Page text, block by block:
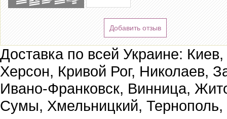
Добавить отзыв
Доставка по всей Украине:
Херсон, Кривой Рог, Николаев,
Ивано-Франковск, Винница,
Сумы, Хмельницкий, Тернополь,